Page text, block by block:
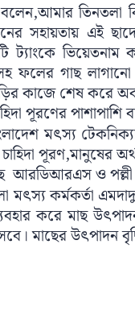
বলেন,আমার তিনতলা
সহায়তায় এই
ট্যাংকে ভিয়েতনাম
ফলের গাছ
কাজে শেষ করে
পূরণের
মৎস্য
পূরণ,মানুষের
ও পল্লী
মৎস্য কর্মকর্তা
করে মাছ
মাছের উৎপাদন